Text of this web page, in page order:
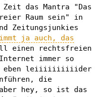
Zeit das Mantra "Das
Raum sein" in
Zeitungsjunkies
ja auch, das
einen rechtsfreien
immer so
eben leiiiiiiiiiider
die
hey, so ist das